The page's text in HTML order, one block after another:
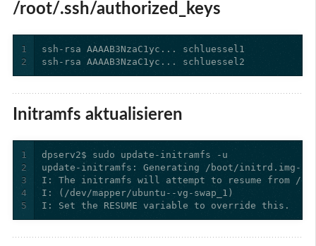
/root/.ssh/authorized_keys
1
2
ssh-rsa AAAAB3NzaC1yc... schluessel2
Initramfs aktualisieren
1
2
3
4
5
I: Set the RESUME variable to override this.